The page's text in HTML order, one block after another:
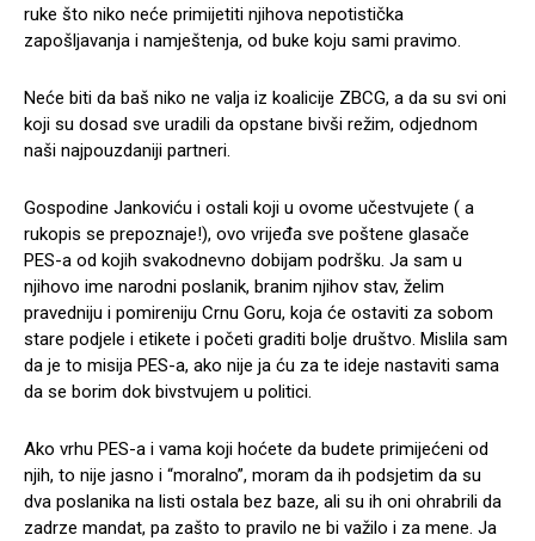
ruke što niko neće primijetiti njihova nepotistička
zapošljavanja i namještenja, od buke koju sami pravimo.
Neće biti da baš niko ne valja iz koalicije ZBCG, a da su svi oni
koji su dosad sve uradili da opstane bivši režim, odjednom
naši najpouzdaniji partneri.
Gospodine Jankoviću i ostali koji u ovome učestvujete ( a
rukopis se prepoznaje!), ovo vrijeđa sve poštene glasače
PES-a od kojih svakodnevno dobijam podršku. Ja sam u
njihovo ime narodni poslanik, branim njihov stav, želim
pravedniju i pomireniju Crnu Goru, koja će ostaviti za sobom
stare podjele i etikete i početi graditi bolje društvo. Mislila sam
da je to misija PES-a, ako nije ja ću za te ideje nastaviti sama
da se borim dok bivstvujem u politici.
Ako vrhu PES-a i vama koji hoćete da budete primijećeni od
njih, to nije jasno i “moralno”, moram da ih podsjetim da su
dva poslanika na listi ostala bez baze, ali su ih oni ohrabrili da
zadrze mandat, pa zašto to pravilo ne bi važilo i za mene. Ja